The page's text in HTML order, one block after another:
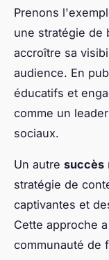
Prenons
une stratégie de
accroître sa
audience. En
éducatifs et
comme un
sociaux.
Un autre succès
stratégie de
captivantes et
Cette approche
communauté de